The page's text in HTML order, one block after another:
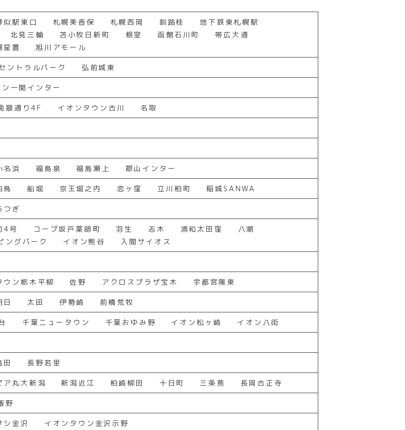
似駅東口 札幌美香保 札幌西岡 釧路桂
地下鉄東札幌駅
北見三輪 苫小牧日新町 根室 函館石川町
帯広大通
星置 旭川アモール
ントラルパーク 弘前城東
ン一関インター
翠通り4F イオンタウン古川 名取
名浜 福島泉 福島瀬上 郡山インター
鳥 船堀 京王堀之内 恋ヶ窪 立川柏町 稲城SANWA
つぎ
4号 コープ坂戸薬師町 羽生 志木 浦和太田窪
八潮
ングパーク
イオン熊谷 入間サイオス
ウン栃木平柳 佐野 アクロスプラザ宝木 宇都宮陽東
日 太田 伊勢崎 前橋荒牧
千葉ニュータウン 千葉おゆみ野 イオン松ヶ崎 イオン八街
田 長野若里
ア丸大新潟 新潟近江 柏崎柳田 十日町 三条燕 長岡古正寺
野
シ金沢 イオンタウン金沢示野